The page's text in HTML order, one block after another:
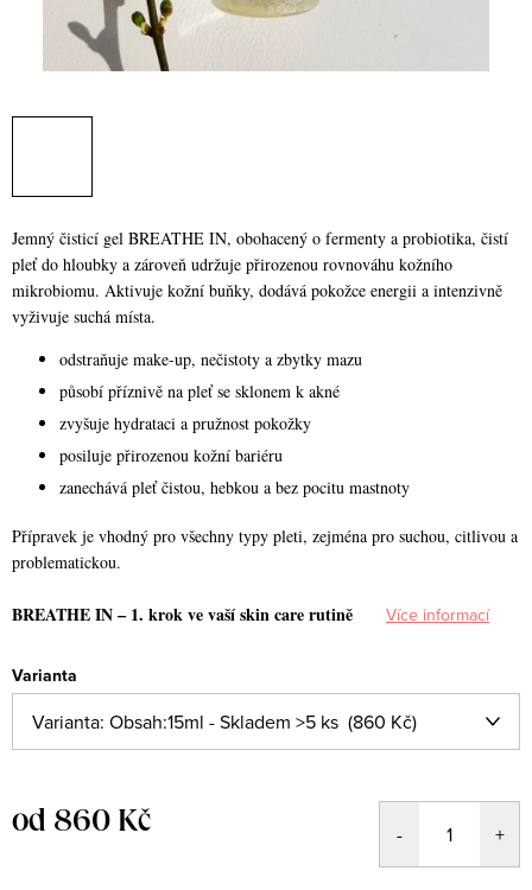
Jemný čisticí gel BREATHE IN, obohacený o fermenty a probiotika, čistí
pleť do hloubky a zároveň udržuje přirozenou rovnováhu kožního
mikrobiomu. Aktivuje kožní buňky, dodává pokožce energii a intenzivně
vyživuje suchá místa.
odstraňuje make-up, nečistoty a zbytky mazu
působí příznivě na pleť se sklonem k akné
zvyšuje hydrataci a pružnost pokožky
posiluje přirozenou kožní bariéru
zanechává pleť čistou, hebkou a bez pocitu mastnoty
Přípravek je vhodný pro všechny typy pleti, zejména pro suchou, citlivou a
problematickou.
BREATHE IN – 1. krok ve vaší skin care rutině Více informací
Varianta
od 860 Kč